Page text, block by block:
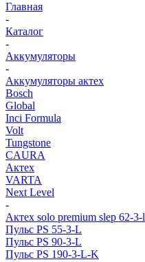
Главная
-
Каталог
-
Аккумуляторы
-
Аккумуляторы актех
Bosch
Global
Inci Formula
Volt
Tungstone
CAURA
Актех
VARTA
Next Level
-
Актех solo premium slep 62-3-l
Пульс PS 55-3-L
Пульс PS 90-3-L
Пульс PS 190-3-L-K